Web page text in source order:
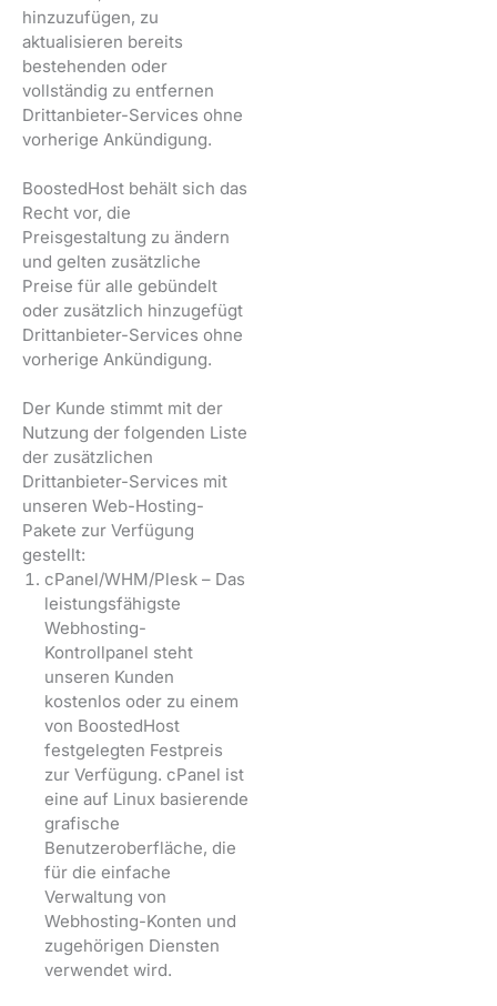
hinzuzufügen, zu
aktualisieren bereits
bestehenden oder
vollständig zu entfernen
Drittanbieter-Services ohne
vorherige Ankündigung.
BoostedHost behält sich das
Recht vor, die
Preisgestaltung zu ändern
und gelten zusätzliche
Preise für alle gebündelt
oder zusätzlich hinzugefügt
Drittanbieter-Services ohne
vorherige Ankündigung.
Der Kunde stimmt mit der
Nutzung der folgenden Liste
der zusätzlichen
Drittanbieter-Services mit
unseren Web-Hosting-
Pakete zur Verfügung
gestellt:
cPanel/WHM/Plesk – Das
leistungsfähigste
Webhosting-
Kontrollpanel steht
unseren Kunden
kostenlos oder zu einem
von BoostedHost
festgelegten Festpreis
zur Verfügung. cPanel ist
eine auf Linux basierende
grafische
Benutzeroberfläche, die
für die einfache
Verwaltung von
Webhosting-Konten und
zugehörigen Diensten
verwendet wird.